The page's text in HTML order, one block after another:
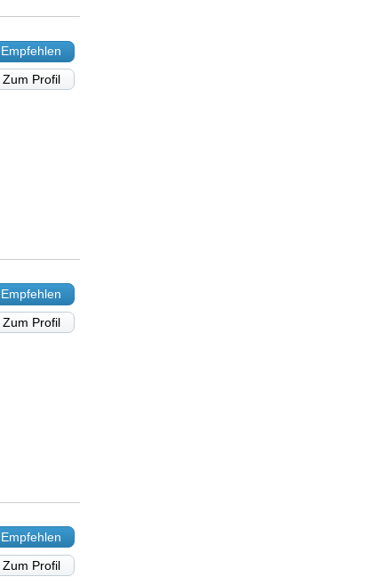
Empfehlen
Zum Profil
Empfehlen
Zum Profil
Empfehlen
Zum Profil